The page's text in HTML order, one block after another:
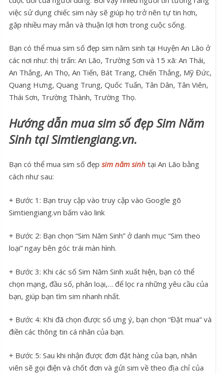
việc sử dụng chiếc sim này sẽ giúp họ trở nên tự tin hơn,
gặp nhiều may mắn và thuận lợi hơn trong cuộc sống.
Bạn có thể mua sim số đẹp sim năm sinh tại Huyện An Lão ở
các nơi như: thị trấn: An Lão, Trường Sơn và 15 xã: An Thái,
An Thắng, An Thọ, An Tiến, Bát Trang, Chiến Thắng, Mỹ Đức,
Quang Hưng, Quang Trung, Quốc Tuấn, Tân Dân, Tân Viên,
Thái Sơn, Trường Thành, Trường Thọ.
Hướng dẫn mua sim số đẹp Sim Năm
Sinh tại Simtiengiang.vn.
Bạn có thể mua sim số đẹp sim năm sinh tại An Lão bằng
cách như sau:
+ Bước 1: Bạn truy cập vào truy cập vào Google gõ
Simtiengiang.vn bấm vào link
+ Bước 2: Bạn chọn “Sim Năm Sinh” ở danh mục “Sim theo
loại” ngay bên góc trái màn hình.
+ Bước 3: Khi các số Sim Năm Sinh xuất hiện, bạn có thể
chọn mạng, đầu số, phân loại,… để lọc ra những yêu cầu của
bạn, giúp bạn tìm sim nhanh nhất.
+ Bước 4: Khi đã chọn được số ưng ý, bạn chọn “Đặt mua” và
điền các thông tin cá nhân của bạn.
+ Bước 5: Sau khi nhận được đơn đặt hàng của bạn, nhân
viên sẽ gọi điện và chốt đơn và gửi sim về theo địa chỉ của